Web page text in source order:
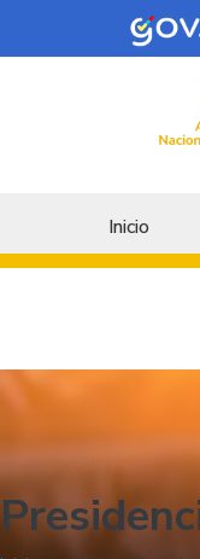
Skip to main content
Menu
Inicio